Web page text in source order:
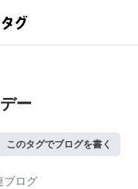
ー
このタグでブログを書く
ブログ